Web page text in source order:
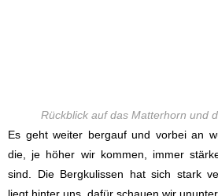
Rückblick auf das Matterhorn und
Es geht weiter bergauf und vorbei an
die, je höher wir kommen, immer
sind. Die Bergkulissen hat sich stark